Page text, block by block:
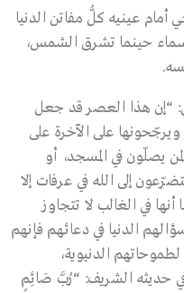
عينيه كلُّ مفاتن الدنيا
حينما تشرق الشمس،
“إن هذا العصر قد جعل
على الآخرة على
يصلّون في المسجد، أو
إلى الله في عرفات إلا
أنها في الغالب لا تتجاوز
الدنيا في دعائهم فإنهم
الدنيوية،
حديثه الشريف: “رُبَّ صَائِمٍ